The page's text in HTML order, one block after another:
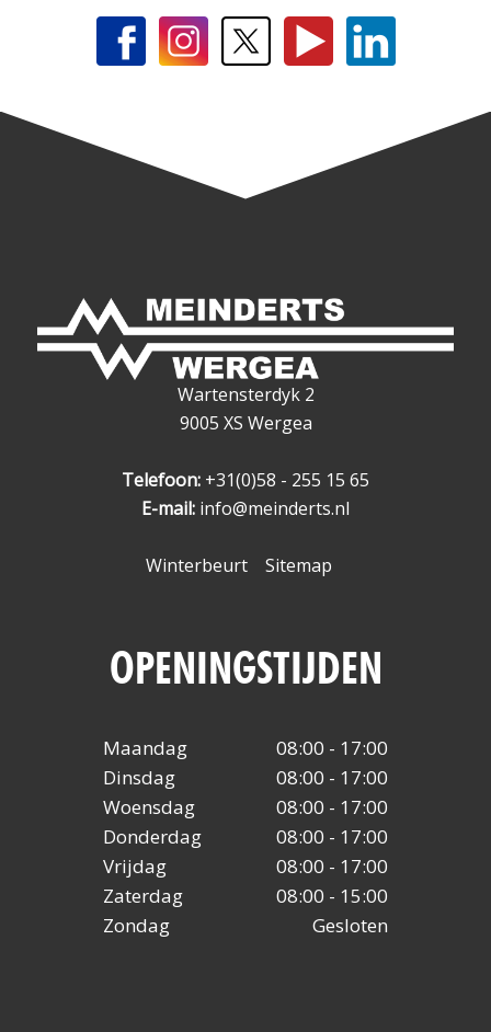
Wartensterdyk 2
9005 XS Wergea
Telefoon: +31(0)58 - 255 15 65
E-mail: info@meinderts.nl
Winterbeurt Sitemap
OPENINGSTIJDEN
Maandag
08:00 - 17:00
Dinsdag
08:00 - 17:00
Woensdag
08:00 - 17:00
Donderdag
08:00 - 17:00
Vrijdag
08:00 - 17:00
Zaterdag
08:00 - 15:00
Zondag
Gesloten